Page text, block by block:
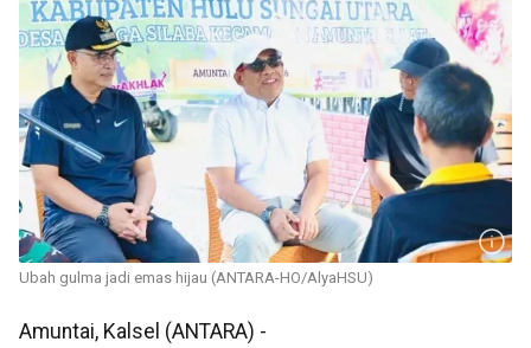
Ubah gulma jadi emas hijau (ANTARA-HO/AlyaHSU)
Amuntai, Kalsel (ANTARA) -